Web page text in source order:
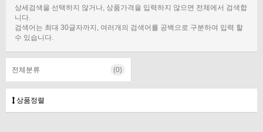
상세검색을 선택하지 않거나, 상품가격을 입력하지 않으면 전체에서 검색합
니다.
검색어는 최대 30글자까지, 여러개의 검색어를 공백으로 구분하여 입력 할
수 있습니다.
전체분류 (0)
상품정렬